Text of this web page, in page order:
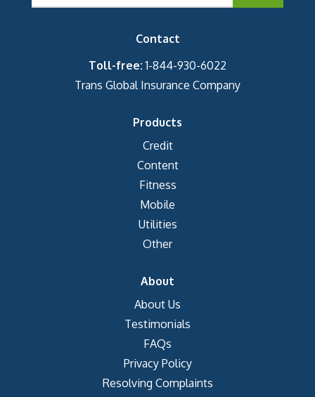
Contact
Toll-free:1-844-930-6022
Trans Global Insurance Company
Products
Credit
Content
Fitness
Mobile
Utilities
Other
About
About Us
Testimonials
FAQs
Privacy Policy
Resolving Complaints